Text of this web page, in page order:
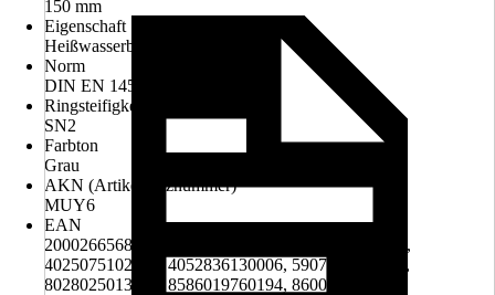
150 mm
Eigenschaft
Heißwasserbeständig
Norm
DIN EN 1451-1
Ringsteifigkeit
SN2
Farbton
Grau
AKN (Artikelkurznummer)
MUY6
EAN
2000266568007, 4002644090047, 4007360397067,
4025075102004, 4052836130006, 5907660711251,
8028025013029, 8586019760194, 8600198303918